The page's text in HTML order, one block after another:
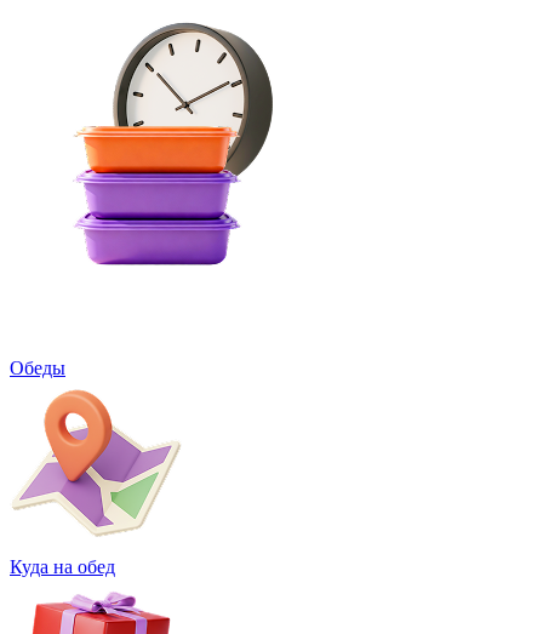
Обеды
Куда на обед